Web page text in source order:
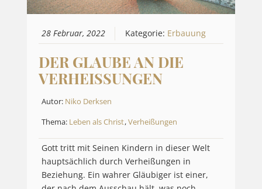
28 Februar, 2022 Kategorie: Erbauung
DER GLAUBE AN DIE
VERHEISSUNGEN
Autor: Niko Derksen
Thema: Leben als Christ,Verheißungen
Gott tritt mit Seinen Kindern in dieser Welt
hauptsächlich durch Verheißungen in
Beziehung. Ein wahrer Gläubiger ist einer,